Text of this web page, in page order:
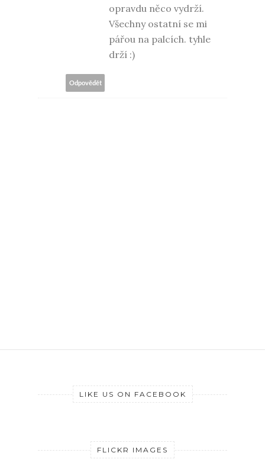
opravdu něco vydrží.
Všechny ostatní se mi
pářou na palcích. tyhle
drží :)
Odpovědět
LIKE US ON FACEBOOK
FLICKR IMAGES